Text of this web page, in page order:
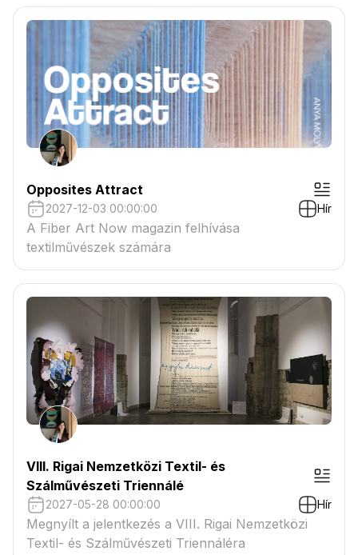
csatolmányban
Opposites Attract
2027-12-03 00:00:00 Hír
A Fiber Art Now magazin felhívása
textilművészek számára
VIII. Rigai Nemzetközi Textil- és
Szálművészeti Triennálé
2027-05-28 00:00:00 Hír
Megnyílt a jelentkezés a VIII. Rigai Nemzetközi
Textil- és Szálművészeti Triennáléra